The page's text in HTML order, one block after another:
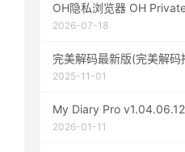
OH隐私浏览器 OH
2026-07-18
完美解码最新版(完美解
2025-11-01
My Diary Pro
2026-01-11